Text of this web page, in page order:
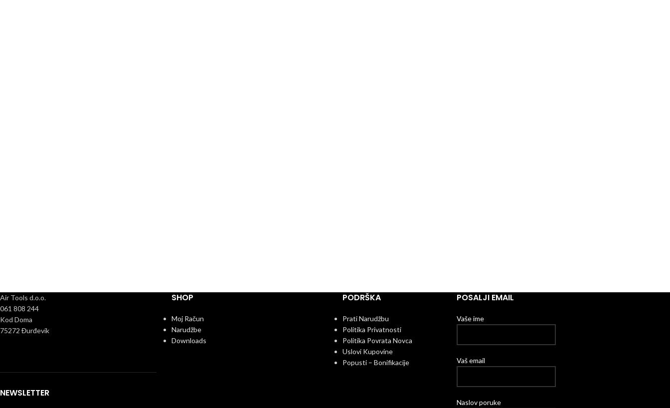
Air Tools d.o.o.
061 808 244
Kod Doma
75272 Đurđevik
NEWSLETTER
SHOP
Moj Račun
Narudžbe
Downloads
PODRŠKA
Prati Narudžbu
Politika Privatnosti
Politika Povrata Novca
Uslovi Kupovine
Popusti – Bonifikacije
POSALJI EMAIL
Vaše ime
Vaš email
Naslov poruke